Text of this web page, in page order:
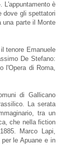
L'appuntamento è
dove gli spettatori
una parte il Monte
tenore Emanuele
De Stefano:
l'Opera di Roma,
di Gallicano
La serata
tra un
che nella fiction
Marco Lapi,
le Apuane e in